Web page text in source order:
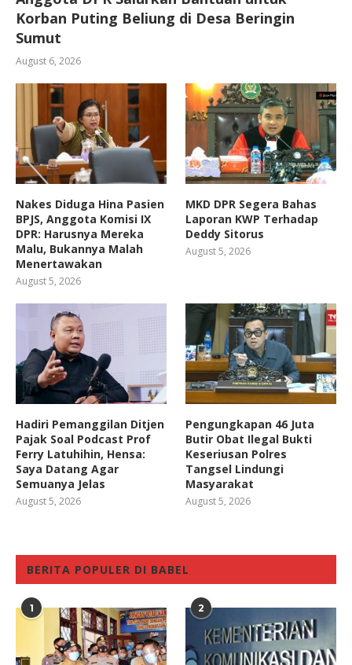
Korban Puting Beliung di Desa Beringin
Sumut
August 6, 2026
Nakes Diduga Hina Pasien
BPJS, Anggota Komisi IX
DPR: Harusnya Mereka
Malu, Bukannya Malah
Menertawakan
August 5, 2026
MKD DPR Segera Bahas
Laporan KWP Terhadap
Deddy Sitorus
August 5, 2026
Hadiri Pemanggilan Ditjen
Pajak Soal Podcast Prof
Ferry Latuhihin, Hensa:
Saya Datang Agar
Semuanya Jelas
August 5, 2026
Pengungkapan 46 Juta
Butir Obat Ilegal Bukti
Keseriusan Polres
Tangsel Lindungi
Masyarakat
August 5, 2026
BERITA POPULER DI BABEL
1 2